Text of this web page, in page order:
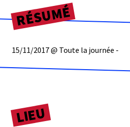
RÉSUMÉ
15/11/2017 @ Toute la journée -
LIEU